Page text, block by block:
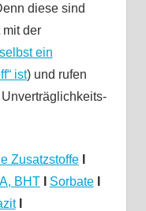
diese sind
der
ein
ist) und rufen
Zusatzstoffe
BHT Sorbate